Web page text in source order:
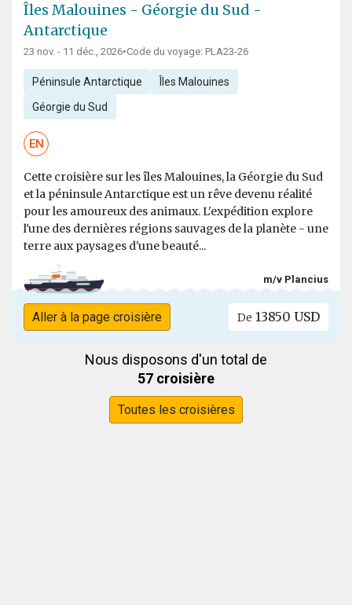
Îles Malouines - Géorgie du Sud -
Antarctique
23 nov. - 11 déc., 2026•Code du voyage: PLA23-26
Péninsule Antarctique Îles Malouines
Géorgie du Sud
EN
Cette croisière sur les îles Malouines, la Géorgie du Sud
et la péninsule Antarctique est un rêve devenu réalité
pour les amoureux des animaux. L'expédition explore
l'une des dernières régions sauvages de la planète - une
terre aux paysages d'une beauté...
m/v Plancius
Aller à la page croisière De 13850 USD
Nous disposons d'un total de
57 croisière
Toutes les croisières